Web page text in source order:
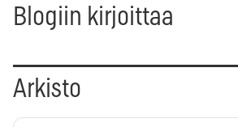
Blogiin kirjoittaa
Arkisto